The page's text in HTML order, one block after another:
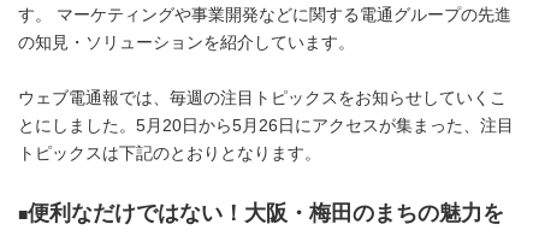
す。 マーケティングや事業開発などに関する電通グループの先進
の知見・ソリューションを紹介しています。
ウェブ電通報では、毎週の注目トピックスをお知らせしていくこ
とにしました。5月20日から5月26日にアクセスが集まった、注目
トピックスは下記のとおりとなります。
■便利なだけではない！大阪・梅田のまちの魅力を